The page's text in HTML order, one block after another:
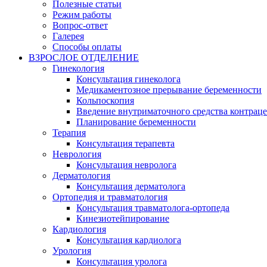
Полезные статьи
Режим работы
Вопрос-ответ
Галерея
Способы оплаты
ВЗРОСЛОЕ ОТДЕЛЕНИЕ
Гинекология
Консультация гинеколога
Медикаментозное прерывание беременности
Кольпоскопия
Введение внутриматочного средства
Планирование беременности
Терапия
Консультация терапевта
Неврология
Консультация невролога
Дерматология
Консультация дерматолога
Ортопедия и травматология
Консультация травматолога-ортопеда
Кинезиотейпирование
Кардиология
Консультация кардиолога
Урология
Консультация уролога